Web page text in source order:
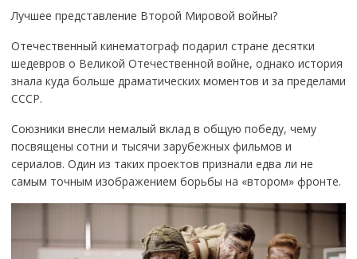
Лучшее представление Второй Мировой войны?
Отечественный кинематограф подарил стране десятки
шедевров о Великой Отечественной войне, однако история
знала куда больше драматических моментов и за пределами
СССР.
Союзники внесли немалый вклад в общую победу, чему
посвящены сотни и тысячи зарубежных фильмов и
сериалов. Один из таких проектов признали едва ли не
самым точным изображением борьбы на «втором» фронте.